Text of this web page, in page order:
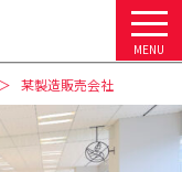
MENU
某製造販売会社